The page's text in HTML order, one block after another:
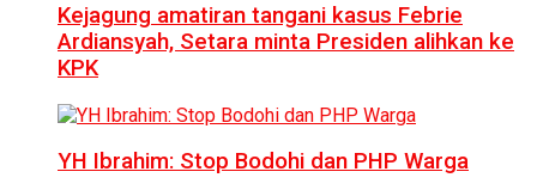
Kejagung amatiran tangani kasus Febrie
Ardiansyah, Setara minta Presiden alihkan ke
KPK
YH Ibrahim: Stop Bodohi dan PHP Warga